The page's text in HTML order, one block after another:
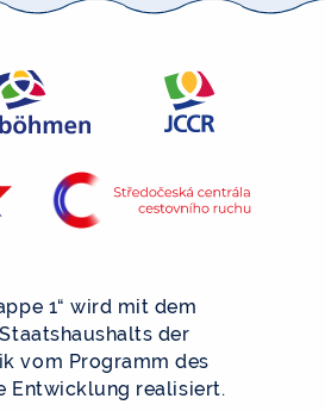
1“ wird mit dem
der
vom Programm des
Entwicklung realisiert.